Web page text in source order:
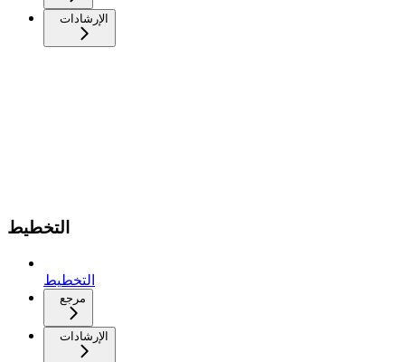
الإرشادات
التخطيط
التخطيط
مرجع
الإرشادات